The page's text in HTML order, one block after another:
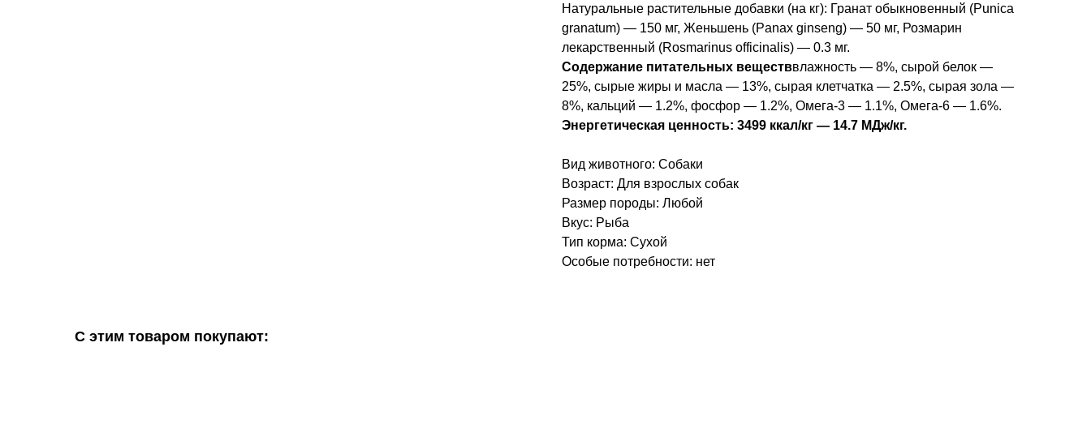
Натуральные растительные добавки (на кг): Гранат обыкновенный (Punica
granatum) — 150 мг, Женьшень (Panax ginseng) — 50 мг, Розмарин
лекарственный (Rosmarinus officinalis) — 0.3 мг.
Содержание питательных веществвлажность — 8%, сырой белок —
25%, сырые жиры и масла — 13%, сырая клетчатка — 2.5%, сырая зола —
8%, кальций — 1.2%, фосфор — 1.2%, Омега-3 — 1.1%, Oмега-6 — 1.6%.
Энергетическая ценность: 3499 ккал/кг — 14.7 МДж/кг.
Вид животного: Собаки
Возраст: Для взрослых собак
Размер породы: Любой
Вкус: Рыба
Тип корма: Сухой
Особые потребности: нет
С этим товаром покупают: